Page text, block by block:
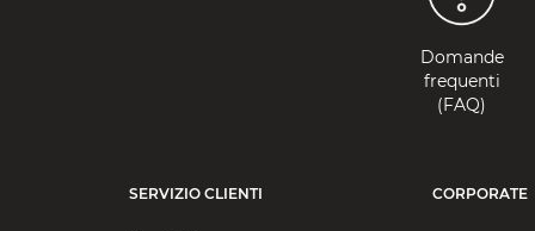
Domande
frequenti
(FAQ)
SERVIZIO CLIENTI CORPORATE